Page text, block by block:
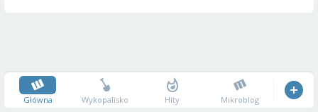
Główna Wykopalisko Hity Mikroblog